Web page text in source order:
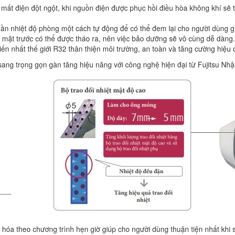
điện đột ngột, khi nguồn điện được phục hồi điều hòa không khí sẽ
nhiệt độ phòng một cách tự động để có thể đem lại cho người dùng
trước có thể được tháo ra, nên việc bảo dưỡng sẽ vô cùng dễ dàng.
nhất thế giới R32 thân thiện môi trường, an toàn và tăng cường hiệu
trọng gọn gàn tăng hiệu năng với công nghệ hiện đại từ Fujitsu
theo chương trình hẹn giờ giúp cho người dùng thuận tiện nhất khi